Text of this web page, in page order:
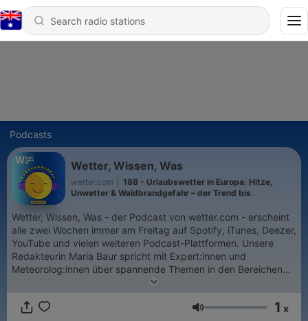
Podcasts
Wetter, Wissen, Was
wetter.com
188 - Urlaubswetter in Europa: Hitze,
Unwetter & Waldbrandgefahr – der Trend bis
Wetter, Wissen, Was - der Podcast von wetter.com - erscheint
alle zwei Wochen immer am Freitag auf Spotify, iTunes, Deezer,
YouTube und vielen weiteren Podcast-Plattformen. Unsere
Redakteurin Maria Baur spricht mit Expert:innen und
Meteorolog:innen über spannende Themen in den Bereichen
Wetter, Klima und Co. Außerdem dabei, aber gerade in kurzer
Wetterphänomene oder über aktuelle Ereignisse Mit dem
Volume 1 x